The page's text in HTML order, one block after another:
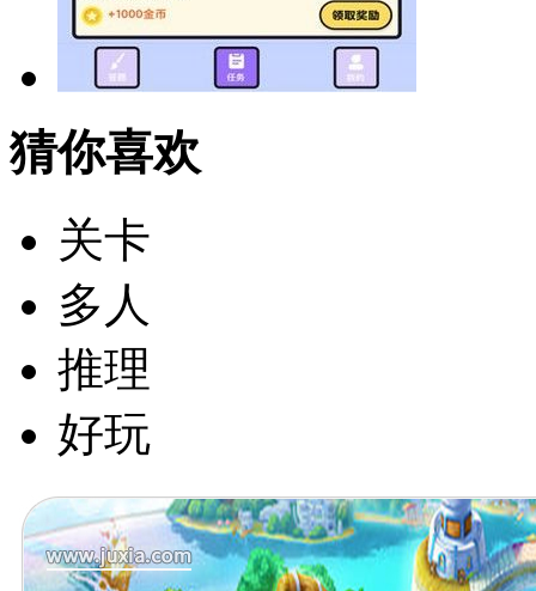
猜你喜欢
关卡
多人
推理
好玩